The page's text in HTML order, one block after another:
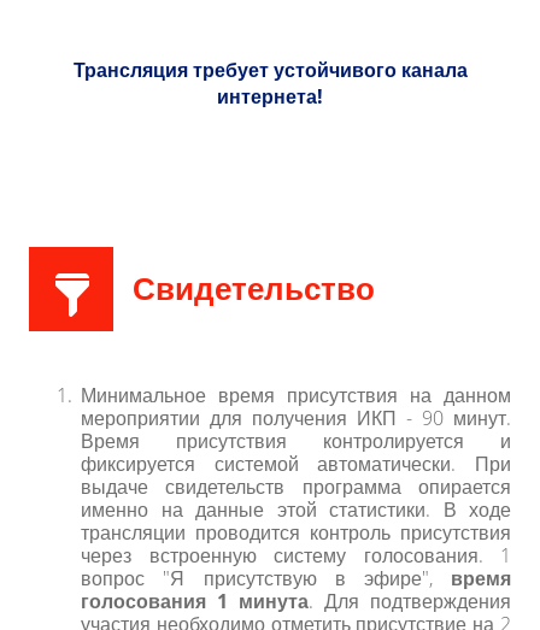
Трансляция требует устойчивого канала
интернета!
Свидетельство
Минимальное время присутствия на данном
мероприятии для получения ИКП - 90 минут.
Время присутствия контролируется и
фиксируется системой автоматически. При
выдаче свидетельств программа опирается
именно на данные этой статистики. В ходе
трансляции проводится контроль присутствия
через встроенную систему голосования. 1
вопрос "Я присутствую в эфире", время
голосования 1 минута. Для подтверждения
участия необходимо отметить присутствие на 2